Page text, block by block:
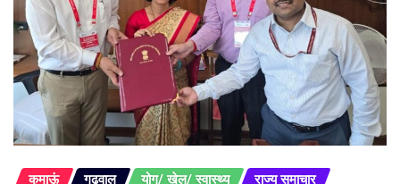
कुमाऊं गढ़वाल योग/ खेल/ स्वास्थ्य
राज्य समाचार